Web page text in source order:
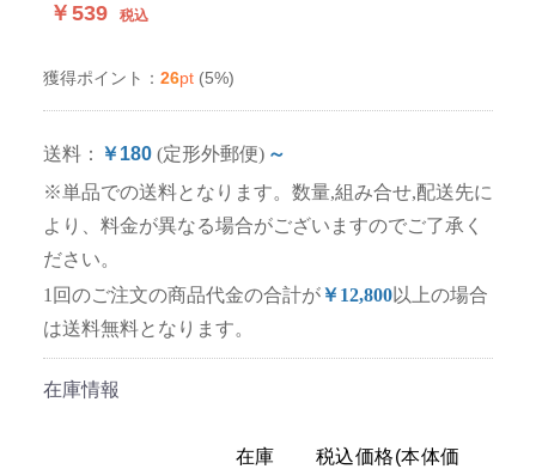
￥539 税込
獲得ポイント： 26pt (5%)
送料： ￥180 (定形外郵便) ～
※単品での送料となります。数量,組み合せ,配送先に
より、料金が異なる場合がございますのでご了承く
ださい。
1回のご注文の商品代金の合計が￥12,800以上の場合
は送料無料となります。
在庫情報
在庫
税込価格(本体価